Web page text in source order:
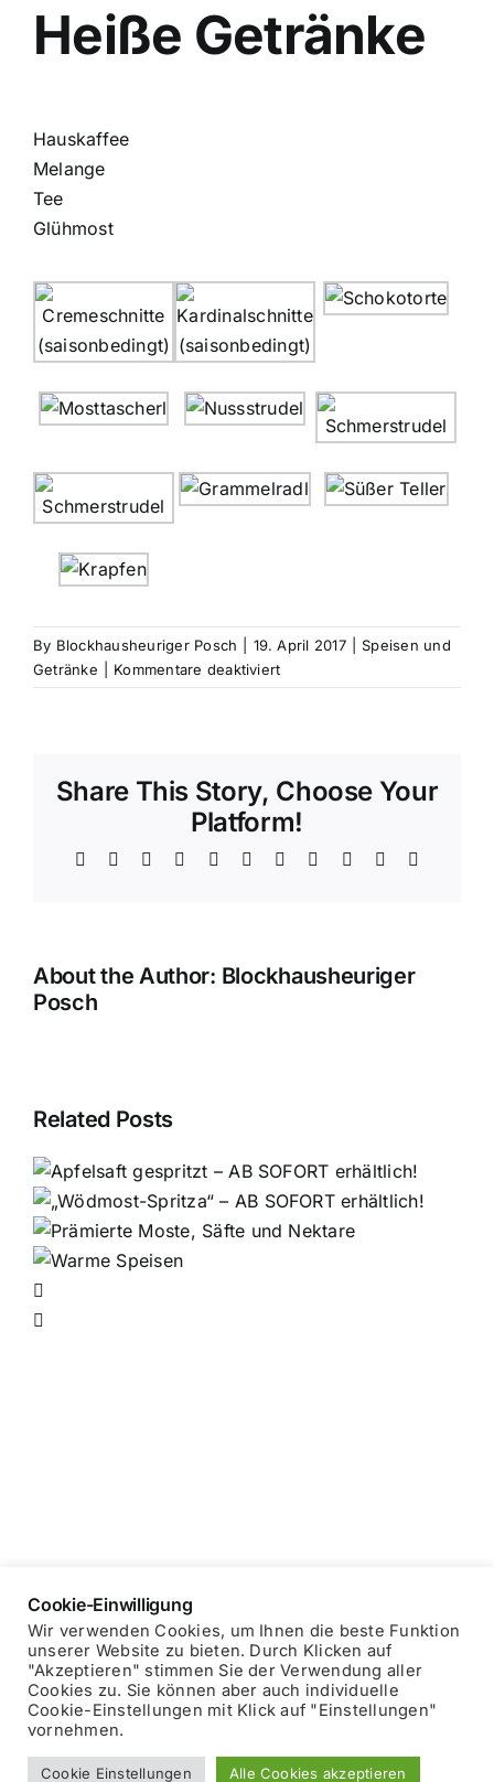
Heiße Getränke
Hauskaffee
Melange
Tee
Glühmost
By Blockhausheuriger Posch 19. April 2017
Speisen und
Getränke
Kommentare deaktiviertfür
Hausgemachte
Getränke
Share This Story, Choose Your
Platform!
Facebook BlueskyReddit LinkedInWhatsAppTelegram
TumblrPinterest
Xing
About the Author: Blockhausheuriger
Posch
Related Posts
Copyright © 2025 Blockhausheuriger Datenschutzerklärung
Impressum
Facebook
Cookie-Einwilligung
Wir verwenden Cookies, um Ihnen die beste Funktion
unserer Website zu bieten. Durch Klicken auf
"Akzeptieren" stimmen Sie der Verwendung aller
Cookies zu. Sie können aber auch individuelle
Cookie-Einstellungen mit Klick auf "Einstellungen"
vornehmen.
Cookie Einstellungen Alle Cookies akzeptieren